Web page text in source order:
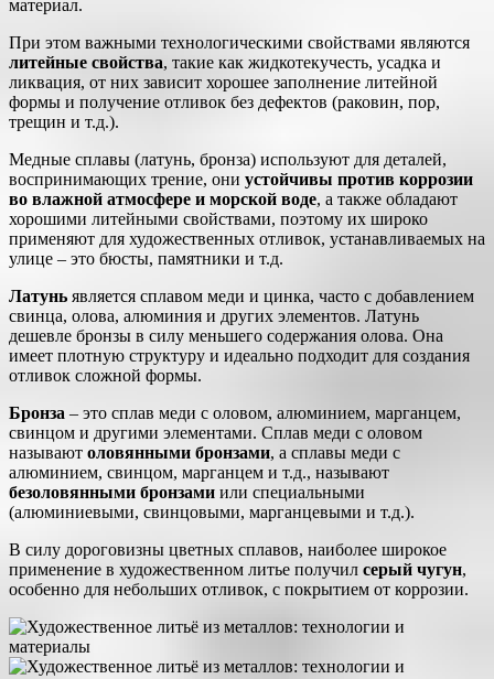
материал.
При этом важными технологическими свойствами являются
литейные свойства, такие как жидкотекучесть, усадка и
ликвация, от них зависит хорошее заполнение литейной
формы и получение отливок без дефектов (раковин, пор,
трещин и т.д.).
Медные сплавы (латунь, бронза) используют для деталей,
воспринимающих трение, они устойчивы против коррозии
во влажной атмосфере и морской воде, а также обладают
хорошими литейными свойствами, поэтому их широко
применяют для художественных отливок, устанавливаемых на
улице – это бюсты, памятники и т.д.
Латунь является сплавом меди и цинка, часто с добавлением
свинца, олова, алюминия и других элементов. Латунь
дешевле бронзы в силу меньшего содержания олова. Она
имеет плотную структуру и идеально подходит для создания
отливок сложной формы.
Бронза – это сплав меди с оловом, алюминием, марганцем,
свинцом и другими элементами. Сплав меди с оловом
называют оловянными бронзами, а сплавы меди с
алюминием, свинцом, марганцем и т.д., называют
безоловянными бронзами или специальными
(алюминиевыми, свинцовыми, марганцевыми и т.д.).
В силу дороговизны цветных сплавов, наиболее широкое
применение в художественном литье получил серый чугун,
особенно для небольших отливок, с покрытием от коррозии.